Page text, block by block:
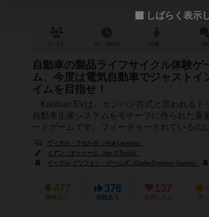
自動車の製品ライフサイクル体験ゲ
ム、今度は電気自動車でジャストイ
イムを目指せ！
Kanban EVは、カンバン方式と言われるト
自動車生産システムをモチーフに作られた重
ードゲームです。フィーチャーされているの
システムではありますが、プレ...
ヴィタル・ラセルダ（Vital Lacerda）
イアン・オトゥール（Ian O'Toole）
イーグル-グリフォン・ゲームズ（Eagle-Gryphon Games）
477
興味あり
376
経験あり
137
お気に入り 持
しばらく表示